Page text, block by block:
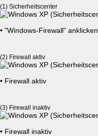
(1) Sicherheitscenter
• "Windows-Firewall" anklicken
(2) Firewall aktiv
• Firewall aktiv
(3) Firewall inaktiv
• Firewall inaktiv